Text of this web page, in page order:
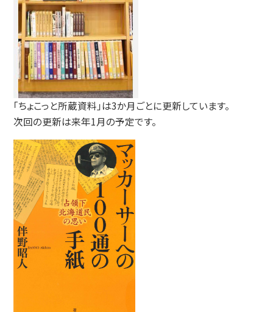
「ちょこっと所蔵資料」は3か月ごとに更新しています。
次回の更新は来年1月の予定です。